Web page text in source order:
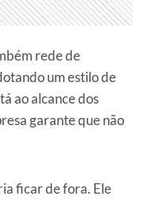
rede de
um estilo de
ao alcance dos
garante que não
ficar de fora. Ele